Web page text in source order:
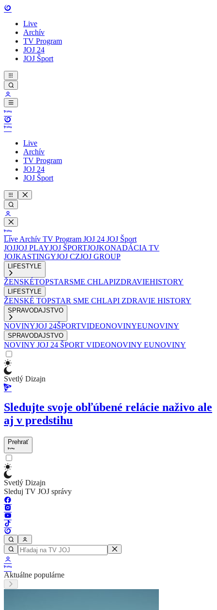
Live
Archív
TV Program
JOJ 24
JOJ Šport
Live
Archív
TV Program
JOJ 24
JOJ Šport
Live Archív TV Program JOJ 24 JOJ Šport
JOJJOJ PLAYJOJ ŠPORTJOJKONADÁCIA TV
JOJKASTINGYJOJ CZJOJ GROUP
LIFESTYLE
ŽENSKÉTOPSTARSME CHLAPIZDRAVIEHISTORY
LIFESTYLE
ŽENSKÉ TOPSTAR SME CHLAPI ZDRAVIE HISTORY
SPRAVODAJSTVO
NOVINYJOJ 24ŠPORTVIDEONOVINYEUNOVINY
SPRAVODAJSTVO
NOVINY JOJ 24 ŠPORT VIDEONOVINY EUNOVINY
Svetlý Dizajn
Sledujte svoje obľúbené relácie naživo ale
aj v predstihu
Prehrať
Svetlý Dizajn
Sleduj TV JOJ správy
Aktuálne populárne